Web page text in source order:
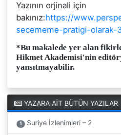
Yazının orjinali için
bakınız:https://
secememe-pratigi-olarak-
*Bu makalede yer alan
Hikmet Akademisi'nin
yansıtmayabilir.
YAZARA AİT BÜTÜN YAZILAR
1 Suriye İzlenimleri – 2